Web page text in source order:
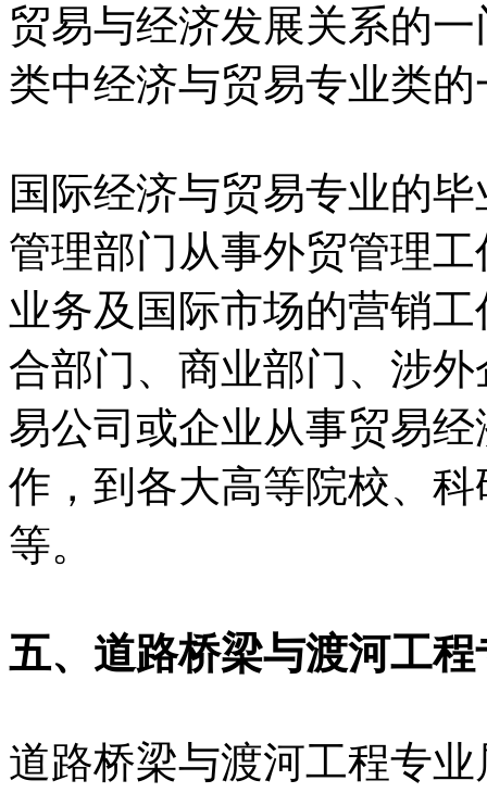
贸易与经济发展关系的
类中经济与贸易专业类
国际经济与贸易专业的
管理部门从事外贸管理
业务及国际市场的营销
合部门、商业部门、涉
易公司或企业从事贸易
作，到各大高等院校、
等。
五、道路桥梁与渡河工程
道路桥梁与渡河工程专